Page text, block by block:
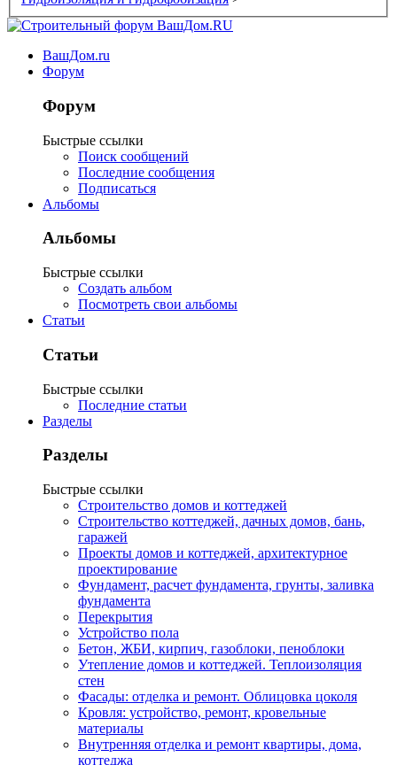
ВашДом.ru
Форум
Форум
Быстрые ссылки
Поиск сообщений
Последние сообщения
Подписаться
Альбомы
Альбомы
Быстрые ссылки
Создать альбом
Посмотреть свои альбомы
Статьи
Статьи
Быстрые ссылки
Последние статьи
Разделы
Разделы
Быстрые ссылки
Строительство домов и коттеджей
Строительство коттеджей, дачных домов, бань,
гаражей
Проекты домов и коттеджей, архитектурное
проектирование
Фундамент, расчет фундамента, грунты, заливка
фундамента
Перекрытия
Устройство пола
Бетон, ЖБИ, кирпич, газоблоки, пеноблоки
Утепление домов и коттеджей. Теплоизоляция
стен
Фасады: отделка и ремонт. Облицовка цоколя
Кровля: устройство, ремонт, кровельные
материалы
Внутренняя отделка и ремонт квартиры, дома,
коттеджа